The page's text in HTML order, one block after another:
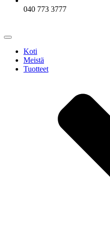
040 773 3777
Koti
Meistä
Tuotteet